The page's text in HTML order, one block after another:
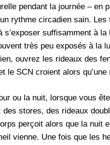
pendant la journée –
rythme circadien sain.
suffisamment à
très peu exposés à la
ouvrez les rideaux des
le SCN croient alors
ou la nuit, lorsque vous
stores, des rideaux
perçoit alors que la nuit
vienne. Une fois que les